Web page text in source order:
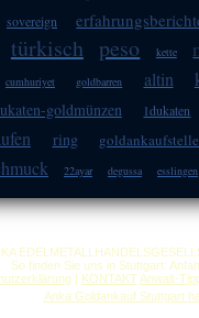
sovereign
türkisch peso kette
cumhuriyet goldbarren altin
goldmünzen 1dukaten
ring
22ayar degussa esslingen
So finden Sie uns in Stuttgart:
| KONTAKT Anwalt-
Anka Goldankauf Stuttgart